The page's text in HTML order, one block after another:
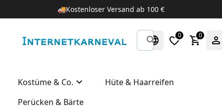
🚚Kostenloser Versand ab 100 €
0 0
Kostüme & Co.
Hüte & Haarreifen
Perücken & Bärte